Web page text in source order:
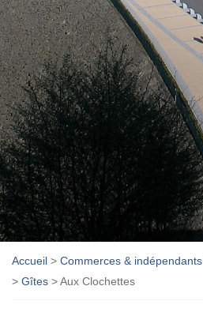
Accueil > Commerces & indépendants
> Gîtes >Aux Clochettes